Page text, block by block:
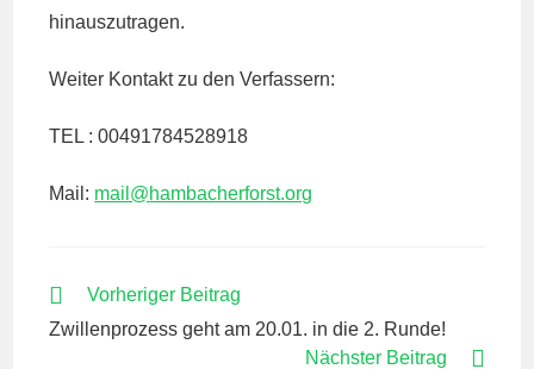
hinauszutragen.
Weiter Kontakt zu den Verfassern:
TEL : 00491784528918
Mail: mail@hambacherforst.org
WEITERE
ANSEHEN
Vorheriger Beitrag
Zwillenprozess geht am 20.01. in die 2. Runde!
Nächster Beitrag